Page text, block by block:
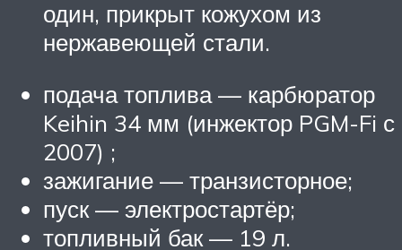
один, прикрыт кожухом из
нержавеющей стали.
подача топлива — карбюратор
Keihin 34 мм (инжектор PGM-Fi с
2007) ;
зажигание — транзисторное;
пуск — электростартёр;
топливный бак — 19 л.